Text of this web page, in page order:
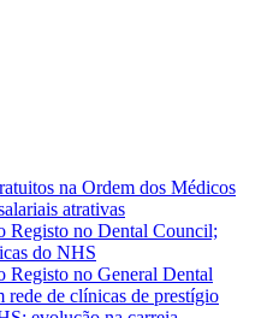
na Ordem dos Médicos
atrativas
Registo no Dental Council;
do NHS
Registo no General Dental
rede de clínicas de prestígio